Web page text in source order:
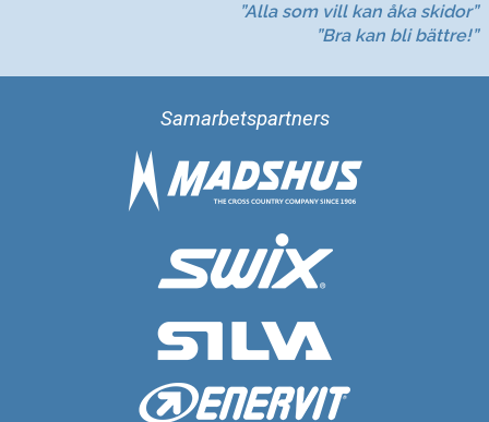
”Alla som vill kan åka skidor”
”Bra kan bli bättre!”
Samarbetspartners